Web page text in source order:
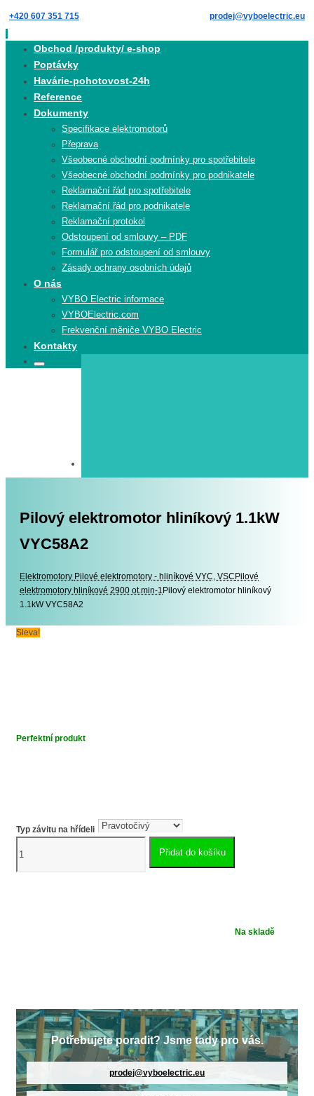
Skip
to
content
+420 607 351 715 prodej@vyboelectric.eu
Obchod /produkty/ e-shop
Poptávky
Havárie-pohotovost-24h
Reference
Dokumenty
Specifikace elektromotorů
Přeprava
Všeobecné obchodní podmínky pro spotřebitele
Všeobecné obchodní podmínky pro podnikatele
Reklamační řád pro spotřebitele
Reklamační řád pro podnikatele
Reklamační protokol
Odstoupení od smlouvy – PDF
Formulář pro odstoupení od smlouvy
Zásady ochrany osobních údajů
O nás
VYBO Electric informace
VYBOElectric.com
Frekvenční měniče VYBO Electric
Kontakty
Search
Search
Pilový elektromotor hliníkový 1.1kW
VYC58A2
Elektromotory Elektromotory
Pilové elektromotory - hliníkové VYC, VSC Pilové
elektromotory hliníkové 2900 ot.min-1 Pilový elektromotor hliníkový
1.1kW VYC58A2
Sleva!
Perfektní produkt
Typ závitu na hřídeli
Na skladě
elektromotor
hliníkový
Přidat do košíku
Potřebujete poradit? Jsme tady pro vás.
prodej@vyboelectric.eu